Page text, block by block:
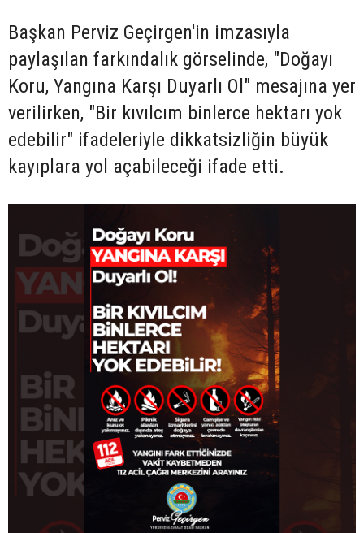
Başkan Perviz Geçirgen'in imzasıyla
paylaşılan farkındalık görselinde, "Doğayı
Koru, Yangına Karşı Duyarlı Ol" mesajına yer
verilirken, "Bir kıvılcım binlerce hektarı yok
edebilir" ifadeleriyle dikkatsizliğin büyük
kayıplara yol açabileceği ifade etti.